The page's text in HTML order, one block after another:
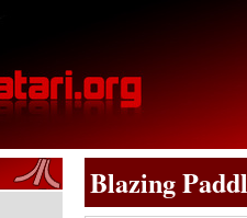
Blazing